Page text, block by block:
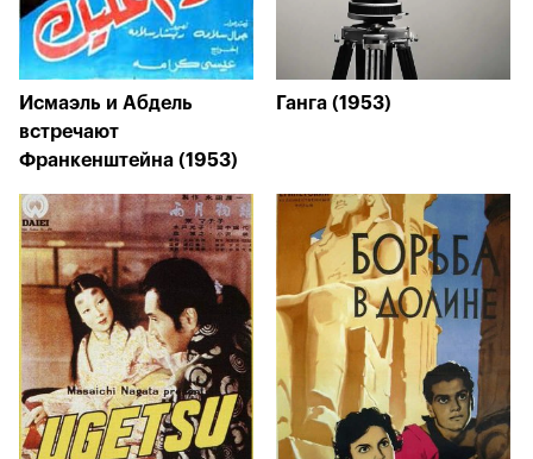
Исмаэль и Абдель
встречают
Франкенштейна (1953)
Ганга (1953)